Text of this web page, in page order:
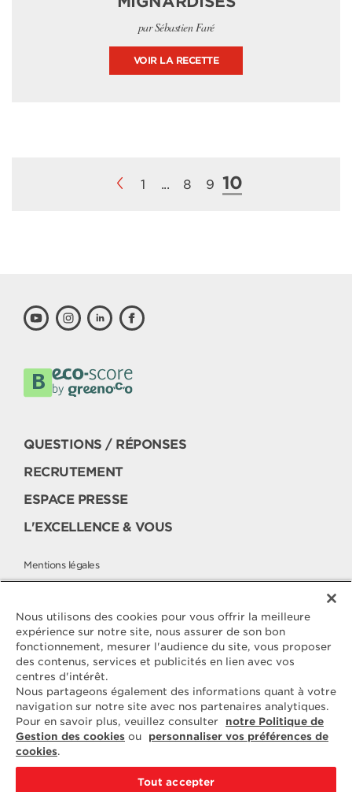
par Sébastien Faré
VOIR LA RECETTE
1 ... 8 9 10
QUESTIONS / RÉPONSES
RECRUTEMENT
ESPACE PRESSE
L'EXCELLENCE & VOUS
Mentions légales
Politique de protection des données
Contactez
ELLE & VIRE
Pour toute question ou demande
d'information complémentaire,
nous sommes à votre disposition
ELVIR
50890 CONDÉ-SUR-VIRE
Nous utilisons des cookies pour vous offrir la meilleure
expérience sur notre site, nous assurer de son bon
fonctionnement, mesurer l'audience du site, vous proposer
des contenus, services et publicités en lien avec vos
centres d'intérêt.
Nous partageons également des informations quant à votre
navigation sur notre site avec nos partenaires analytiques.
Pour en savoir plus, veuillez consulter
notre Politique de
Gestion des cookies ou
personnaliser vos préférences de
cookies.
Tout accepter